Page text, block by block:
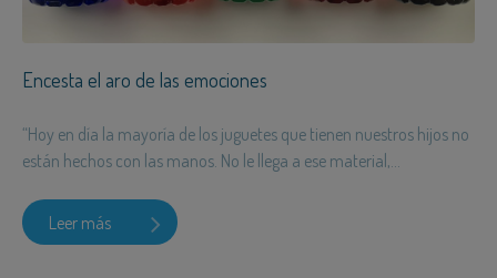
Encesta el aro de las emociones
“Hoy en día la mayoría de los juguetes que tienen nuestros hijos no
están hechos con las manos. No le llega a ese material,...
Leer más